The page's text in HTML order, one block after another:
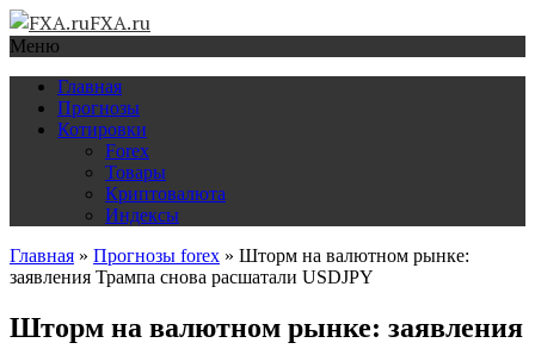
FXA.ru
Меню
Главная
Прогнозы
Котировки
Forex
Товары
Криптовалюта
Индексы
Главная » Прогнозы forex » Шторм на валютном рынке:
заявления Трампа снова расшатали USDJPY
Шторм на валютном рынке: заявления